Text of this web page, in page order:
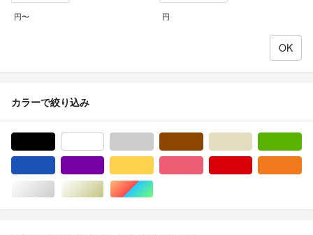
円〜 円
カラーで絞り込み
シルバー/銀色系ゴールド/金色系マルチカラー